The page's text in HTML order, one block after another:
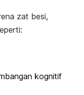
zat besi,
kognitif